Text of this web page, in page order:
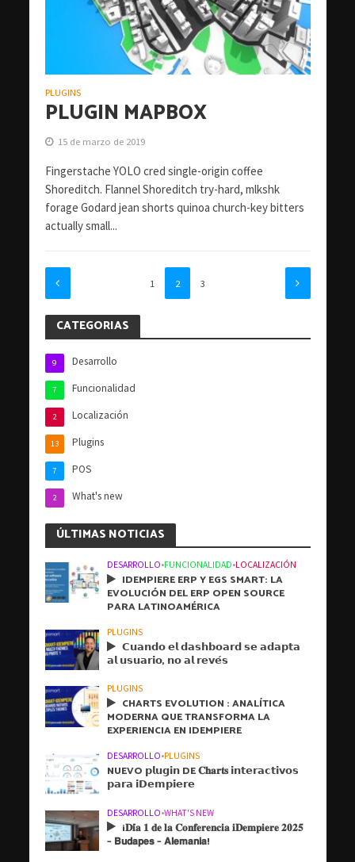
PLUGINS
PLUGIN MAPBOX
15 de marzo de 2019
Fingerstache YOLO cred single-origin coffee
Shoreditch. Flannel Shoreditch try-hard, mlkshk
forage Godard jean shorts quinoa church-key bitters
actually small...
1 2 3
CATEGORIAS
Desarrollo
9
Funcionalidad
7
Localización
2
Plugins
13
POS
7
What's new
2
ÚLTIMAS NOTICIAS
DESARROLLO•FUNCIONALIDAD•LOCALIZACIÓN
IDEMPIERE ERP Y EGS SMART: LA
EVOLUCIÓN DEL ERP OPEN SOURCE
PARA LATINOAMÉRICA
PLUGINS
𝗖𝘂𝗮𝗻𝗱𝗼 𝗲𝗹 𝗱𝗮𝘀𝗵𝗯𝗼𝗮𝗿𝗱 𝘀𝗲 𝗮𝗱𝗮𝗽𝘁𝗮
𝗮𝗹 𝘂𝘀𝘂𝗮𝗿𝗶𝗼, 𝗻𝗼 𝗮𝗹 𝗿𝗲𝘃𝗲́𝘀
PLUGINS
CHARTS EVOLUTION : ANALÍTICA
MODERNA QUE TRANSFORMA LA
EXPERIENCIA EN IDEMPIERE
DESARROLLO•PLUGINS
NUEVO 𝗽𝗹𝘂𝗴𝗶𝗻 DE 𝐂𝐡𝐚𝐫𝐭𝐬 𝗶𝗻𝘁𝗲𝗿𝗮𝗰𝘁𝗶𝘃𝗼𝘀
𝗽𝗮𝗿𝗮 𝗶𝗗𝗲𝗺𝗽𝗶𝗲𝗿𝗲
DESARROLLO•WHAT'S NEW
¡𝐃𝐢́𝐚 𝟏 𝐝𝐞 𝐥𝐚 𝐂𝐨𝐧𝐟𝐞𝐫𝐞𝐧𝐜𝐢𝐚 𝐢𝐃𝐞𝐦𝐩𝐢𝐞𝐫𝐞 𝟐𝟎𝟐𝟓
– 𝗕𝘂𝗱𝗮𝗽𝗲𝘀 – 𝗔𝗹𝗲𝗺𝗮𝗻𝗶𝗮!